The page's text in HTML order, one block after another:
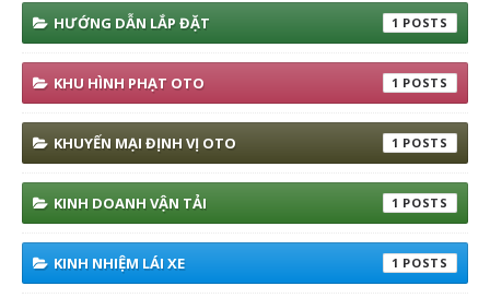
HƯỚNG DẪN LẮP ĐẶT 1
KHU HÌNH PHẠT OTO 1
KHUYẾN MẠI ĐỊNH VỊ OTO 1
KINH DOANH VẬN TẢI 1
KINH NHIỆM LÁI XE 1